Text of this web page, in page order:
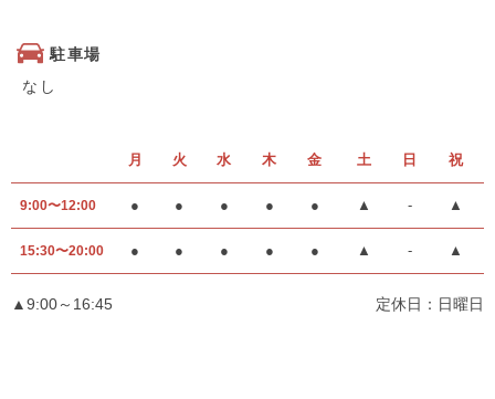
駐車場
なし
月 火 水 木 金 土 日 祝
9:00〜12:00 ● ● ● ● ● ▲ - ▲
15:30〜20:00 ● ● ● ● ● ▲ - ▲
▲9:00～16:45 定休日：日曜日